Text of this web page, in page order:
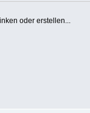
oder erstellen...